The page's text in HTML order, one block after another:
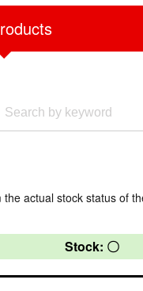
actual stock status of
Stock: 〇